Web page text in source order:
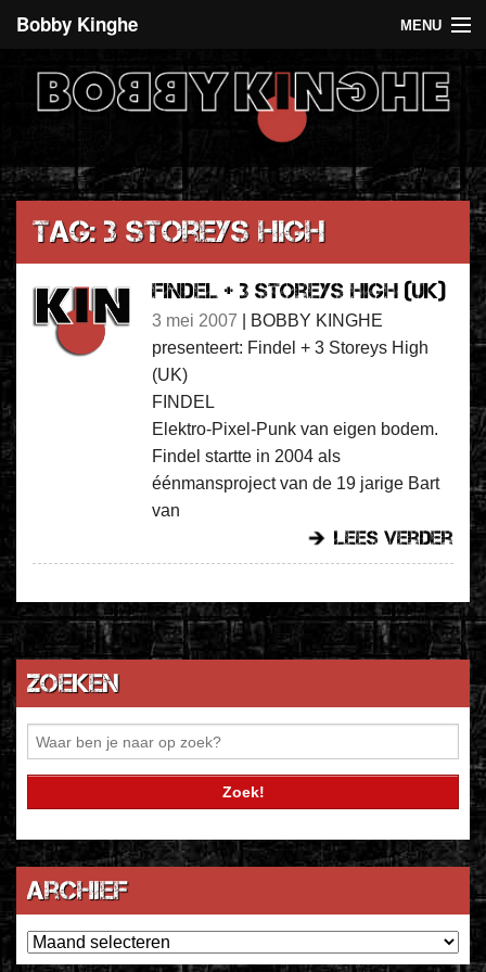
Bobby Kinghe MENU
Recent
De 5 euro club
Over Bobby Kinghe
Tag: 3 Storeys High
Findel + 3 Storeys High (UK)
3 mei 2007
BOBBY KINGHE
presenteert: Findel + 3 Storeys High
(UK)
FINDEL
Elektro-Pixel-Punk van eigen bodem.
Findel startte in 2004 als
éénmansproject van de 19 jarige Bart
van
lees verder
Zoeken
Archief
Archief